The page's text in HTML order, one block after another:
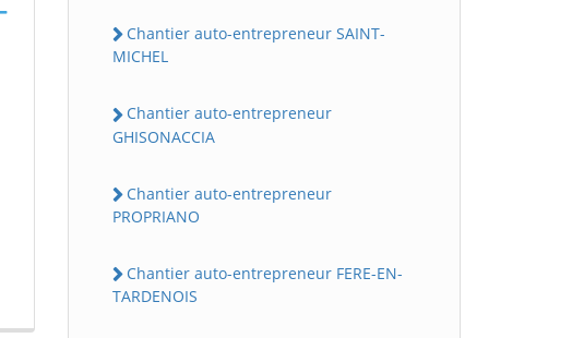
Chantier auto-entrepreneur SAINT-
MICHEL
Chantier auto-entrepreneur
GHISONACCIA
Chantier auto-entrepreneur
PROPRIANO
Chantier auto-entrepreneur FERE-EN-
TARDENOIS